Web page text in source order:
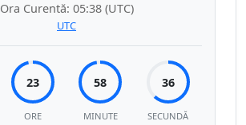
Ora Curentă: 05:38 (UTC)
UTC
23
ORE
58
MINUTE
36
SECUNDĂ